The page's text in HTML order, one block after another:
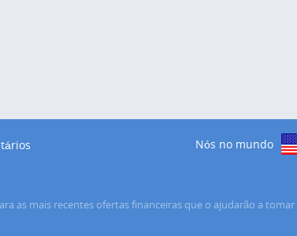
as mais recentes ofertas financeiras que o ajudarão a tomar
Nós no mundo